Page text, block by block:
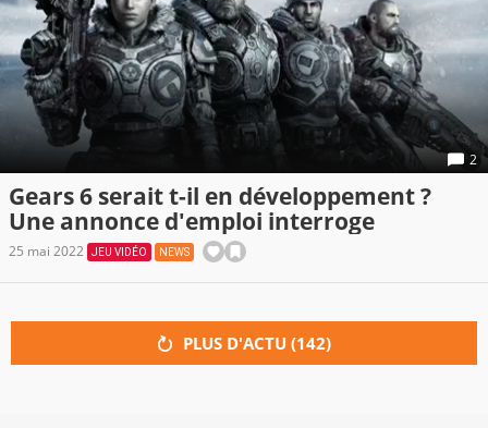
2
Gears 6 serait t-il en développement ?
Une annonce d'emploi interroge
25 mai 2022 JEU VIDÉO NEWS
PLUS D'ACTU (142)